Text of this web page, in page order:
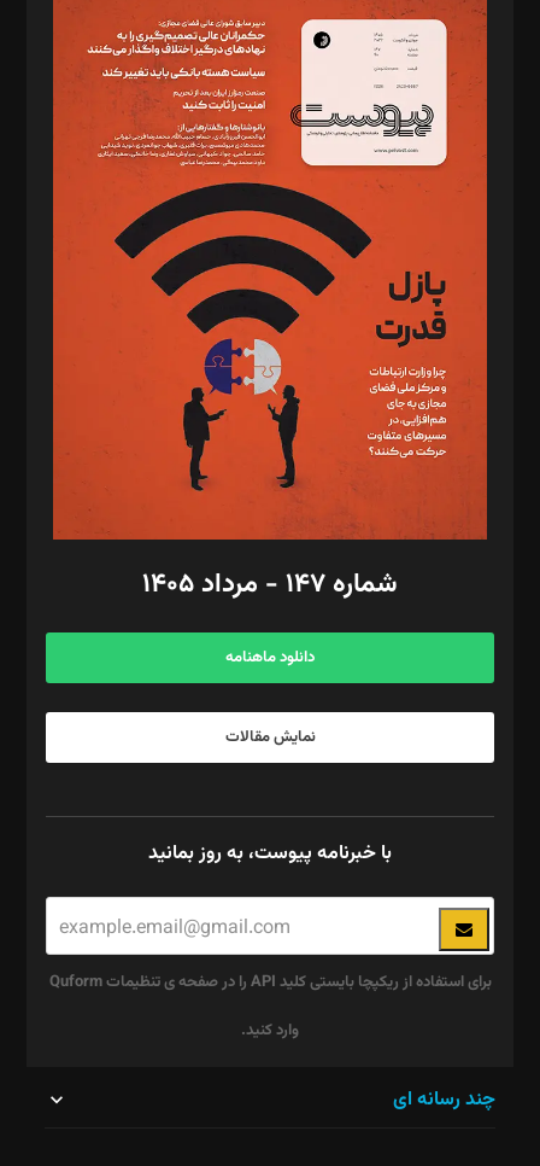
سردبیر: مهرک محمودی
دبیر تحریریه: میثم قاسمی
د‌بیر ناداستان: سمانه سمیع
د‌بیر خدمت و تجارت: ابوالفضل رجبی
د‌بیر حقوق فناوری: حسام‌الدین ایپکچی
د‌بیر پیوست جهان: مینا پاکدل
د‌بیر تحریریه آنلاین: بابک نقاش
تحریریه‌: مجتبی محمود‌ی، آرش برهمند، یسنا امان‌پور، سروش کرمیان،
مصطفی مسجدی آرانی، ابوالفضل رجبی، زهرا فکرانه، فائزه فتحی
رستمی،مصطفی باستان
ویرایش: نگار استاد‌‌آقا
طراح یونیفرم: مجید توکلی
فیلمبرداری و عکاسی: امیر شفیعی، مانی لطفی زاده
گرافیک و صفحه‌آرایی: سید‌سبحان‌علی ثابت
مد‌یر توسعه تجاری: کامبیز برید‌
امور مالی: شاپور رهبری، محمد‌ کاظمی‌نیا
آگهی و مشترکین: ۰۹۱۹۹۹۹۰۴۵۴
شماره ۱۴۷ - مرداد ۱۴۰۵
دانلود ماهنامه
نمایش مقالات
با خبرنامه پیوست، به روز بمانید
برای استفاده از ریکپچا بایستی کلید API را در صفحه ی تنظیمات Quform
وارد کنید.
چند رسانه ای